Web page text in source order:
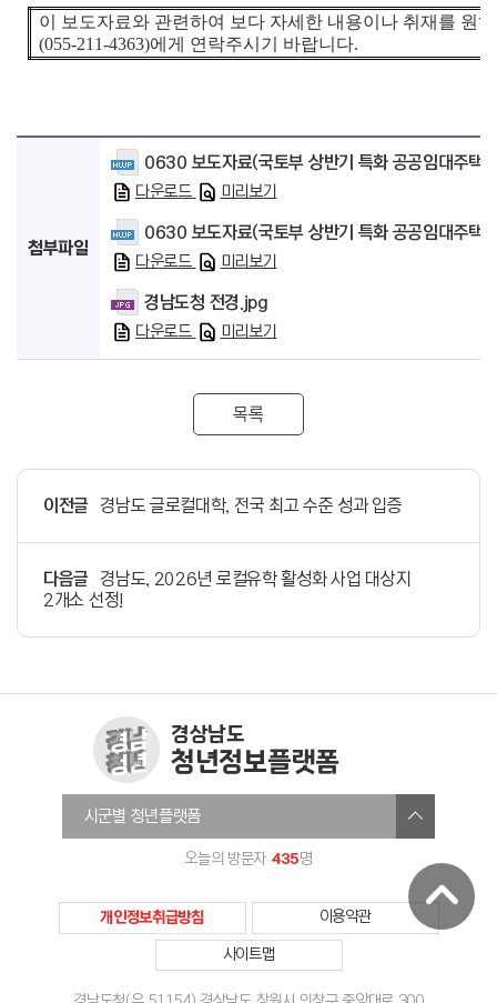
이 보도자료와 관련하여 보다 자세한 내용이나 취재를 원
(055-211-4363)에게 연락주시기 바랍니다.
첨부파일
0630 보도자료(국토부 상반기 특화 공공임대주택
다운로드 미리보기
0630 보도자료(국토부 상반기 특화 공공임대주택
다운로드 미리보기
경남도청 전경.jpg
다운로드 미리보기
목록
이전글 경남도 글로컬대학, 전국 최고 수준 성과 입증
다음글
경남도, 2026년 로컬유학 활성화 사업 대상지
2개소 선정!
경상남도
청년정보플랫폼
개인정보취급방침 이용약관
사이트맵
창원청년정보플랫폼
진주시청년온라인플랫폼
김해청년다움
거제YOUTH청년정보플랫폼
시군별 청년플랫폼
오늘의 방문자 435명